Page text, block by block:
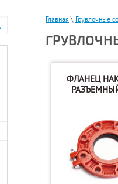
Главная \ Грувлочные
ФЛАНЕЦ